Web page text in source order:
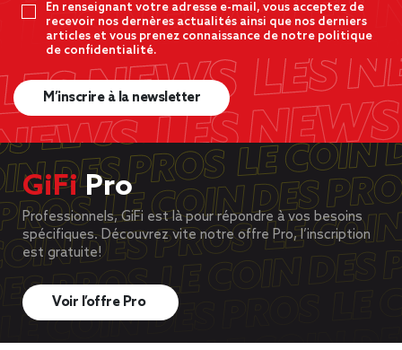
En renseignant votre adresse e-mail, vous acceptez de
recevoir nos dernères actualités ainsi que nos derniers
articles et vous prenez connaissance de notre politique
de confidentialité.
M’inscrire à la newsletter
GiFiPro
Professionnels, GiFi est là pour répondre à vos besoins
spécifiques. Découvrez vite notre offre Pro, l’inscription
est gratuite!
Voir l’offre Pro